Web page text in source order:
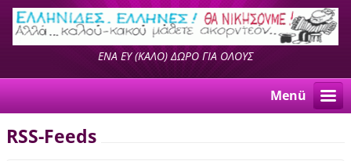
ΕΝΑ ΕΥ (ΚΑΛΟ) ΔΩΡΟ ΓΙΑ ΟΛΟΥΣ
Menü
RSS-Feeds